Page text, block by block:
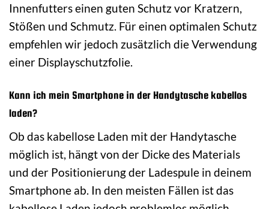
Innenfutters einen guten Schutz vor Kratzern,
Stößen und Schmutz. Für einen optimalen Schutz
empfehlen wir jedoch zusätzlich die Verwendung
einer Displayschutzfolie.
Kann ich mein Smartphone in der Handytasche kabellos
laden?
Ob das kabellose Laden mit der Handytasche
möglich ist, hängt von der Dicke des Materials
und der Positionierung der Ladespule in deinem
Smartphone ab. In den meisten Fällen ist das